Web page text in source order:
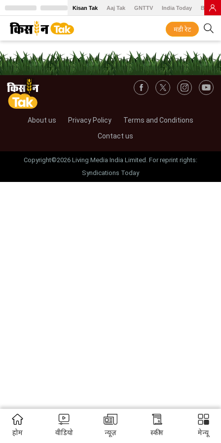
Kisan Tak Aaj Tak GNTTV India Today BT
मंडी रेट
About us Privacy Policy
Terms and Conditions
Contact us
Copyright©2026 Living Media India Limited. For reprint rights:
Syndications Today
होम वीडियो न्यूज़ स्कीम मेन्यू